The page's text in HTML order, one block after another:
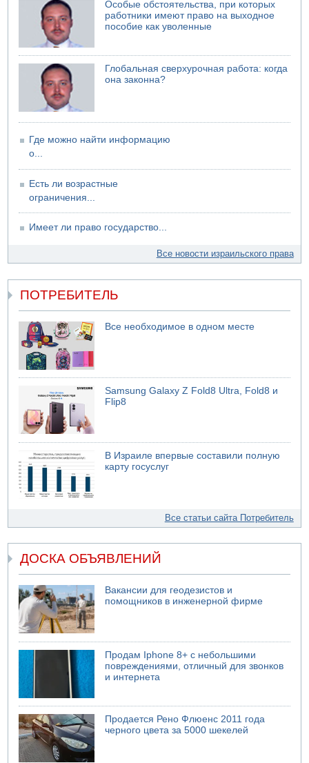
07.08.2026 19:14
Скончался водитель, врезавшийся в стену в
Иерусалиме
Подозреваемый в домогательствах в хостеле - Гильбоа
Дахан
07.08.2026 17:55
Обнародовано имя полицейского, подозреваемого в
07.08.2026 17:51
БАГАЦ отказался заморозить лишение налоговых льгот
07.08.2026 17:48
В Иерусалиме водитель врезался в забор и серьезно
пострадал
Особые обстоятельства, при которых
работники имеют право на выходное
пособие как уволенные
Глобальная сверхурочная работа: когда
она законна?
Где можно найти информацию
о...
Есть ли возрастные
ограничения...
Имеет ли право государство...
Все новости израильского права
ПОТРЕБИТЕЛЬ
Все необходимое в одном месте
Samsung Galaxy Z Fold8 Ultra, Fold8 и
Flip8
В Израиле впервые составили полную
карту госуслуг
Все статьи сайта Потребитель
ДОСКА ОБЪЯВЛЕНИЙ
Вакансии для геодезистов и
помощников в инженерной фирме
Продам Iphone 8+ с небольшими
повреждениями, отличный для звонков
и интернета
Продается Рено Флюенс 2011 года
черного цвета за 5000 шекелей